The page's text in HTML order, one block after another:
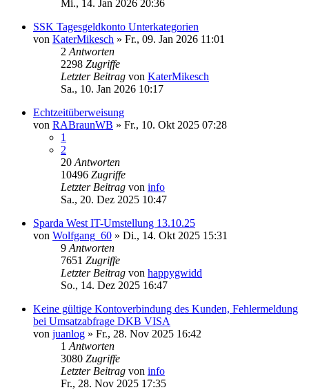
Mi., 14. Jan 2026 20:36
SSK Tagesgeldkonto Unterkategorien
von KaterMikesch » Fr., 09. Jan 2026 11:01
2 Antworten
2298 Zugriffe
Letzter Beitrag von KaterMikesch
Sa., 10. Jan 2026 10:17
Echtzeitüberweisung
von RABraunWB » Fr., 10. Okt 2025 07:28
1
2
20 Antworten
10496 Zugriffe
Letzter Beitrag von info
Sa., 20. Dez 2025 10:47
Sparda West IT-Umstellung 13.10.25
von Wolfgang_60 » Di., 14. Okt 2025 15:31
9 Antworten
7651 Zugriffe
Letzter Beitrag von happygwidd
So., 14. Dez 2025 16:47
Keine gültige Kontoverbindung des Kunden, Fehlermeldung
bei Umsatzabfrage DKB VISA
von juanlog » Fr., 28. Nov 2025 16:42
1 Antworten
3080 Zugriffe
Letzter Beitrag von info
Fr., 28. Nov 2025 17:35